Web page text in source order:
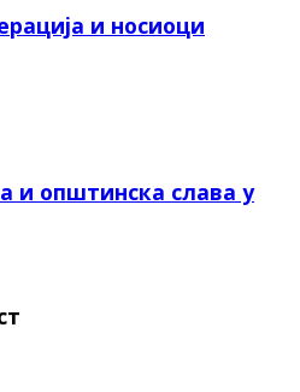
и носиоци
и општинска слава у